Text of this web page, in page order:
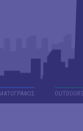
OUTDΟORS